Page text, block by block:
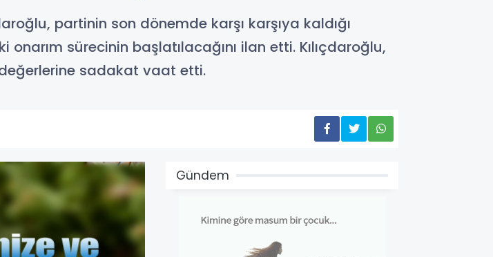
partinin son dönemde karşı karşıya kaldığı
sürecinin başlatılacağını ilan etti. Kılıçdaroğlu,
sadakat vaat etti.
Gündem